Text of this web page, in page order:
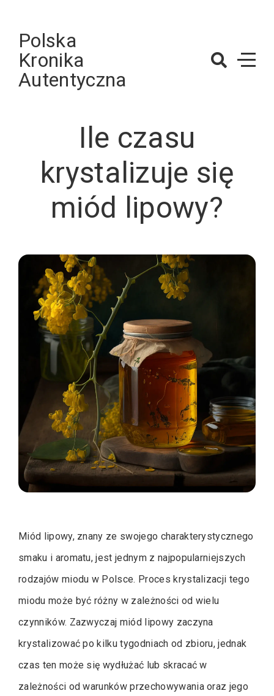
contentPolska
Kronika
Autentyczna
Ile czasu
krystalizuje się
miód lipowy?
Miód lipowy, znany ze swojego charakterystycznego
smaku i aromatu, jest jednym z najpopularniejszych
rodzajów miodu w Polsce. Proces krystalizacji tego
miodu może być różny w zależności od wielu
czynników. Zazwyczaj miód lipowy zaczyna
krystalizować po kilku tygodniach od zbioru, jednak
czas ten może się wydłużać lub skracać w
zależności od warunków przechowywania oraz jego